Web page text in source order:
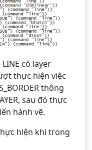
có layer
thực hiện việc
thông
sau đó thực
hành vẽ.
hiện khi trong